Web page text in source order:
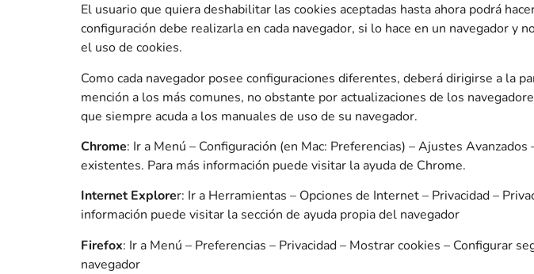
El usuario que quiera deshabilitar las cookies aceptadas hasta ahora podrá
configuración debe realizarla en cada navegador, si lo hace en un navegador
el uso de cookies.
Como cada navegador posee configuraciones diferentes, deberá dirigirse a la
mención a los más comunes, no obstante por actualizaciones de los
que siempre acuda a los manuales de uso de su navegador.
Chrome: Ir a Menú – Configuración (en Mac: Preferencias) – Ajustes
existentes. Para más información puede visitar la ayuda de Chrome.
Internet Explorer: Ir a Herramientas – Opciones de Internet – Privacidad –
información puede visitar la sección de ayuda propia del navegador
Firefox: Ir a Menú – Preferencias – Privacidad – Mostrar cookies – Configurar
navegador